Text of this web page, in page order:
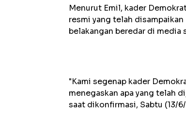
Menurut Emil, kader
resmi yang telah
belakangan beredar di media
"Kami segenap kader
menegaskan apa yang telah
saat dikonfirmasi, Sabtu (13/